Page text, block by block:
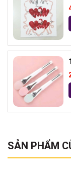
SẢN PHẨM